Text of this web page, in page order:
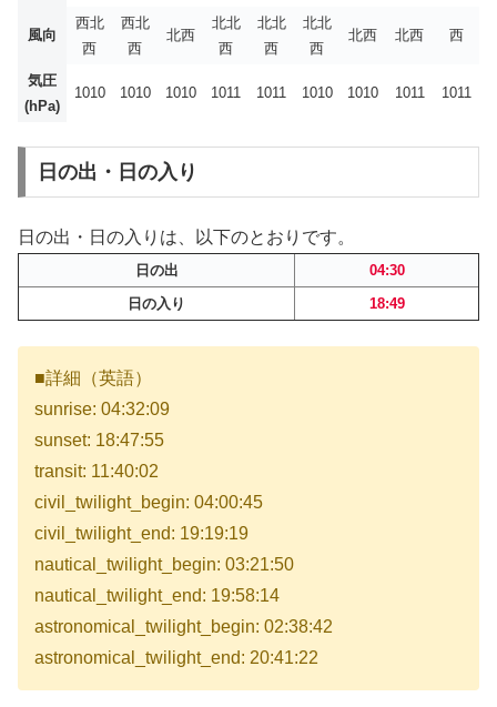
風向
西北
西
西北
西
北西
北北
西
北北
西
北北
西
北西 北西 西
気圧
(hPa)
1010 1010 1010 1011 1011 1010 1010 1011 1011
日の出・日の入り
日の出・日の入りは、以下のとおりです。
日の出
04:30
日の入り
18:49
■詳細（英語）
sunrise: 04:32:09
sunset: 18:47:55
transit: 11:40:02
civil_twilight_begin: 04:00:45
civil_twilight_end: 19:19:19
nautical_twilight_begin: 03:21:50
nautical_twilight_end: 19:58:14
astronomical_twilight_begin: 02:38:42
astronomical_twilight_end: 20:41:22